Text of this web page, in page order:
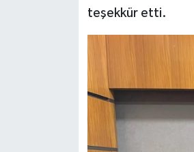
teşekkür etti.